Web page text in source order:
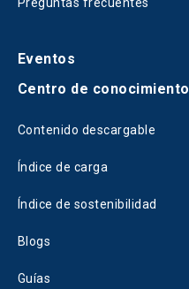
Eventos
Centro de conocimiento
Contenido descargable
Índice de carga
Índice de sostenibilidad
Blogs
Guías